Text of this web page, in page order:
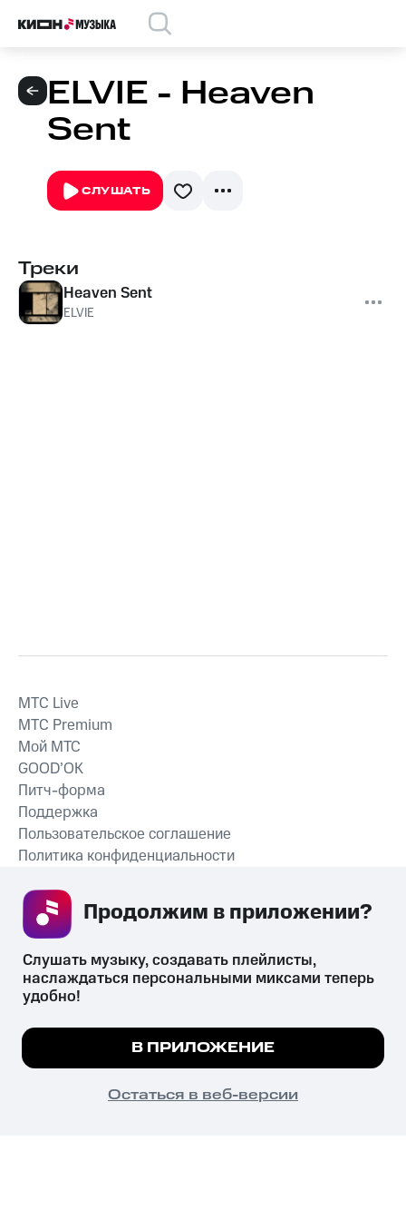
ELVIE - Heaven
Sent
СЛУШАТЬ
Треки
Heaven Sent
ELVIE
СКАЧАТЬ ПРИЛОЖЕНИЕ
MTС Live
MTС Premium
Мой МТС
GOOD’OK
Питч-форма
Поддержка
Пользовательское соглашение
Политика конфиденциальности
психотропных веществ, их аналогов причиняет вред здоровью,
их незаконный оборот запрещён и влечёт установленную
законодательством ответственность.
© 2026 ООО «КИОН».
Все права защищены
Мы используем куки, чтобы на сайте все
Подробнее
ПОНЯТНО
Слушать музыку, создавать плейлисты,
наслаждаться персональными миксами теперь
удобно!
В ПРИЛОЖЕНИЕ
Остаться в веб-версии